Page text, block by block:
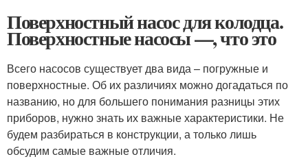
Поверхностный насос для колодца.
Поверхностные насосы —, что это
Всего насосов существует два вида – погружные и
поверхностные. Об их различиях можно догадаться по
названию, но для большего понимания разницы этих
приборов, нужно знать их важные характеристики. Не
будем разбираться в конструкции, а только лишь
обсудим самые важные отличия.